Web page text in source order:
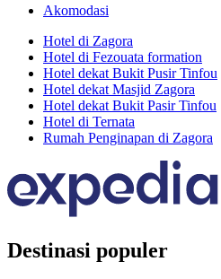
Akomodasi
Hotel di Zagora
Hotel di Fezouata formation
Hotel dekat Bukit Pusir Tinfou
Hotel dekat Masjid Zagora
Hotel dekat Bukit Pasir Tinfou
Hotel di Ternata
Rumah Penginapan di Zagora
Destinasi populer